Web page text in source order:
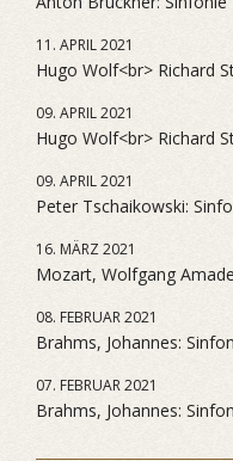
11. APRIL 2021
Hugo Wolf<br> Richard
09. APRIL 2021
Hugo Wolf<br> Richard
09. APRIL 2021
Peter Tschaikowski:
16. MÄRZ 2021
Mozart, Wolfgang
08. FEBRUAR 2021
Brahms, Johannes:
07. FEBRUAR 2021
Brahms, Johannes: